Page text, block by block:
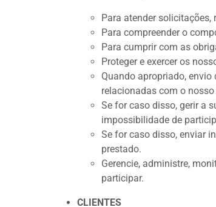
Para atender
Para compreender o
Para cumprir com as
Proteger e exercer os
Quando apropriado,
relacionadas com o
Se for caso disso, gerir a
impossibilidade de
Se for caso disso, enviar
prestado.
Gerencie, administre,
participar.
CLIENTES